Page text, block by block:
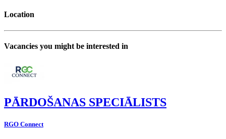
Location
Vacancies you might be interested in
PĀRDOŠANAS SPECIĀLISTS
RGO Connect